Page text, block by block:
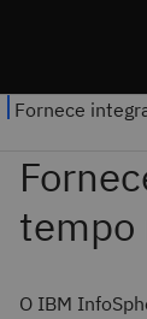
O IBM